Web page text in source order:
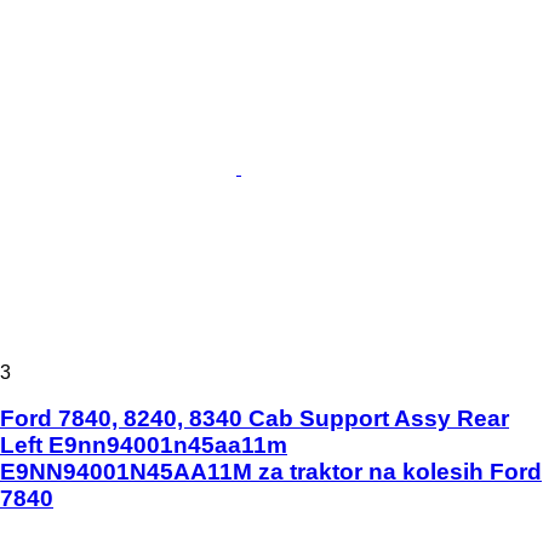
3
Ford 7840, 8240, 8340 Cab Support Assy Rear
Left E9nn94001n45aa11m
E9NN94001N45AA11M za traktor na kolesih Ford
7840